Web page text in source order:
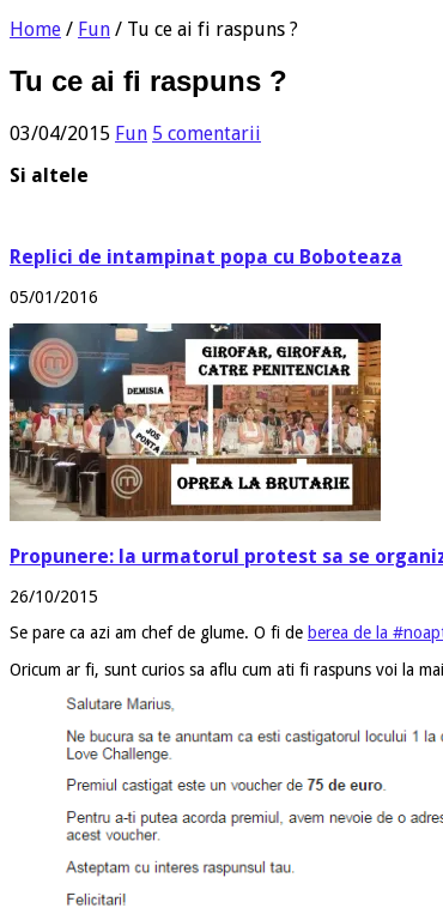
Home / Fun / Tu ce ai fi raspuns ?
Tu ce ai fi raspuns ?
03/04/2015 Fun 5 comentarii
Si altele
Replici de intampinat popa cu Boboteaza
05/01/2016
Propunere: la urmatorul protest sa se
26/10/2015
Se pare ca azi am chef de glume. O fi de berea de la
Oricum ar fi, sunt curios sa aflu cum ati fi raspuns voi la